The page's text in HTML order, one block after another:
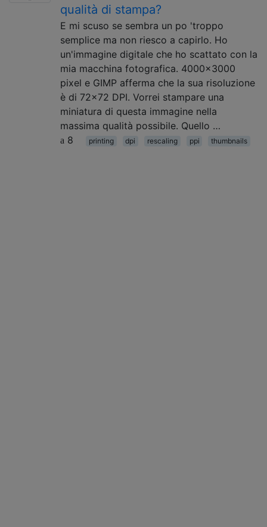
qualità di stampa?
E mi scuso se sembra un po 'troppo
semplice ma non riesco a capirlo. Ho
un'immagine digitale che ho scattato con la
mia macchina fotografica. 4000x3000
pixel e GIMP afferma che la sua risoluzione
è di 72x72 DPI. Vorrei stampare una
miniatura di questa immagine nella
massima qualità possibile. Quello …
8
printing dpi rescaling ppi thumbnails